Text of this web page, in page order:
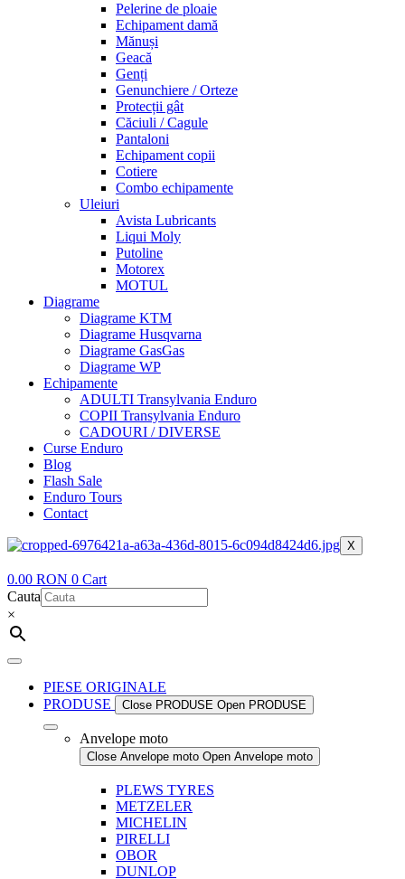
Pelerine de ploaie
Echipament damă
Mănuși
Geacă
Genți
Genunchiere / Orteze
Protecții gât
Căciuli / Cagule
Pantaloni
Echipament copii
Cotiere
Combo echipamente
Uleiuri
Avista Lubricants
Liqui Moly
Putoline
Motorex
MOTUL
Diagrame
Diagrame KTM
Diagrame Husqvarna
Diagrame GasGas
Diagrame WP
Echipamente
ADULTI Transylvania Enduro
COPII Transylvania Enduro
CADOURI / DIVERSE
Curse Enduro
Blog
Flash Sale
Enduro Tours
Contact
X
0.00 RON 0 Cart
Cauta
×
PIESE ORIGINALE
PRODUSE
Close PRODUSE Open PRODUSE
Anvelope moto
Close Anvelope moto Open Anvelope moto
PLEWS TYRES
METZELER
MICHELIN
PIRELLI
OBOR
DUNLOP